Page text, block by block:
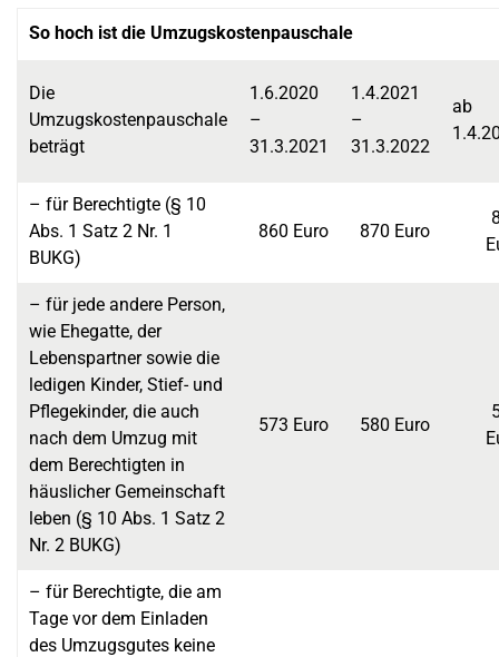
So hoch ist die Umzugskostenpauschale
Die
Umzugskostenpauschale
beträgt
1.6.2020
–
31.3.2021
1.4.2021
–
31.3.2022
ab
– für Berechtigte (§ 10
Abs. 1 Satz 2 Nr. 1
BUKG)
860 Euro 870 Euro
– für jede andere Person,
wie Ehegatte, der
Lebenspartner sowie die
ledigen Kinder, Stief- und
Pflegekinder, die auch
nach dem Umzug mit
dem Berechtigten in
häuslicher Gemeinschaft
leben (§ 10 Abs. 1 Satz 2
Nr. 2 BUKG)
573 Euro 580 Euro
– für Berechtigte, die am
Tage vor dem Einladen
des Umzugsgutes keine